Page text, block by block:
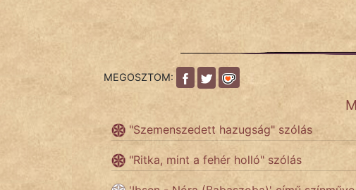
FILM
MEGOSZTOM:
"Szemenszedett hazugság" szólás
"Ritka, mint a fehér holló" szólás